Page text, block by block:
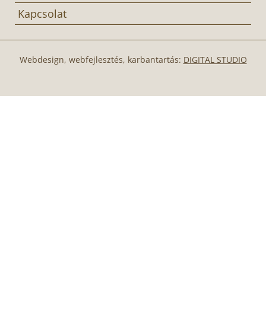
Kapcsolat
Webdesign, webfejlesztés, karbantartás: DIGITAL STUDIO